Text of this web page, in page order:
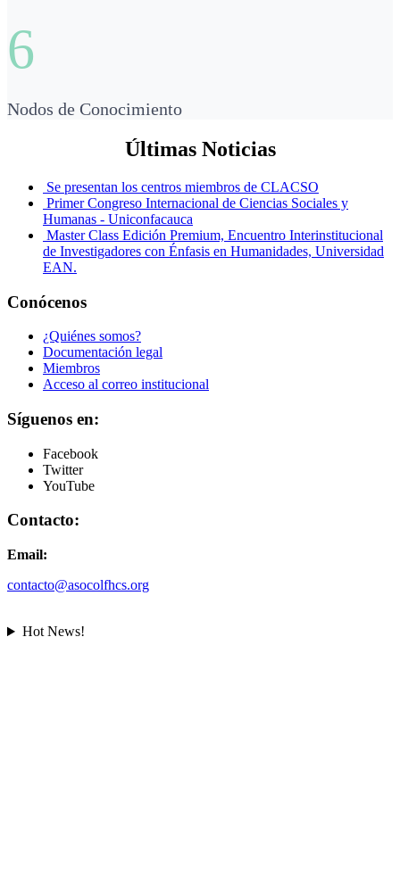
6
Nodos de Conocimiento
Últimas Noticias
Se presentan los centros miembros de CLACSO
Primer Congreso Internacional de Ciencias Sociales y
Humanas - Uniconfacauca
Master Class Edición Premium, Encuentro Interinstitucional
de Investigadores con Énfasis en Humanidades, Universidad
EAN.
Conócenos
¿Quiénes somos?
Documentación legal
Miembros
Acceso al correo institucional
Síguenos en:
Facebook
Twitter
YouTube
Contacto:
Email:
contacto@asocolfhcs.org
Hot News!